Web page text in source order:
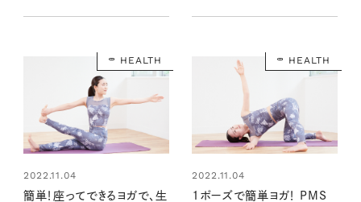
HEALTH
2022.11.04
簡単！座ってできるヨガで、生
HEALTH
2022.11.04
1ポーズで簡単ヨガ！ PMS